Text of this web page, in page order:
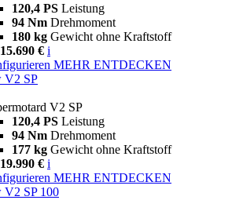
120,4 PS Leistung
94 Nm Drehmoment
180 kg Gewicht ohne Kraftstoff
€ i
MEHR ENTDECKEN
V2 SP
V2 SP
120,4 PS Leistung
94 Nm Drehmoment
177 kg Gewicht ohne Kraftstoff
€ i
MEHR ENTDECKEN
V2 SP 100